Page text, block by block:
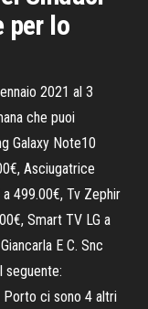
per lo
2021 al 3
che puoi
Galaxy Note10
Asciugatrice
499.00€, Tv Zephir
Smart TV LG a
E C. Snc
seguente:
Porto ci sono 4 altri